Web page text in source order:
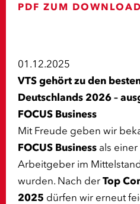
PDF ZUM DOWNLOAD
01.12.2025
VTS gehört zu den
Deutschlands 2026 –
FOCUS Business
Mit Freude geben wir
FOCUS Business als
Arbeitgeber im
wurden. Nach der Top
2025 dürfen wir erneut